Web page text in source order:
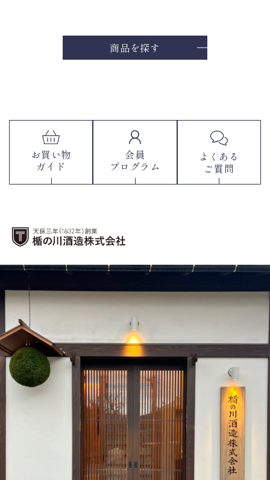
商品を探す
お買い物
ガイド
会員
プログラム
よくある
ご質問